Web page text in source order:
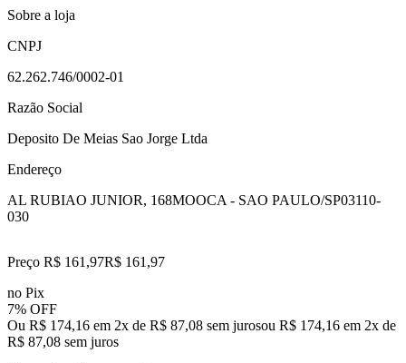
Sobre a loja
CNPJ
62.262.746/0002-01
Razão Social
Deposito De Meias Sao Jorge Ltda
Endereço
AL RUBIAO JUNIOR, 168MOOCA - SAO PAULO/SP03110-
030
Preço R$ 161,97R$ 161 ,97
no Pix
7% OFF
Ou R$ 174,16 em 2x de R$ 87,08 sem jurosou R$ 174,16 em 2x de
R$ 87,08 sem juros